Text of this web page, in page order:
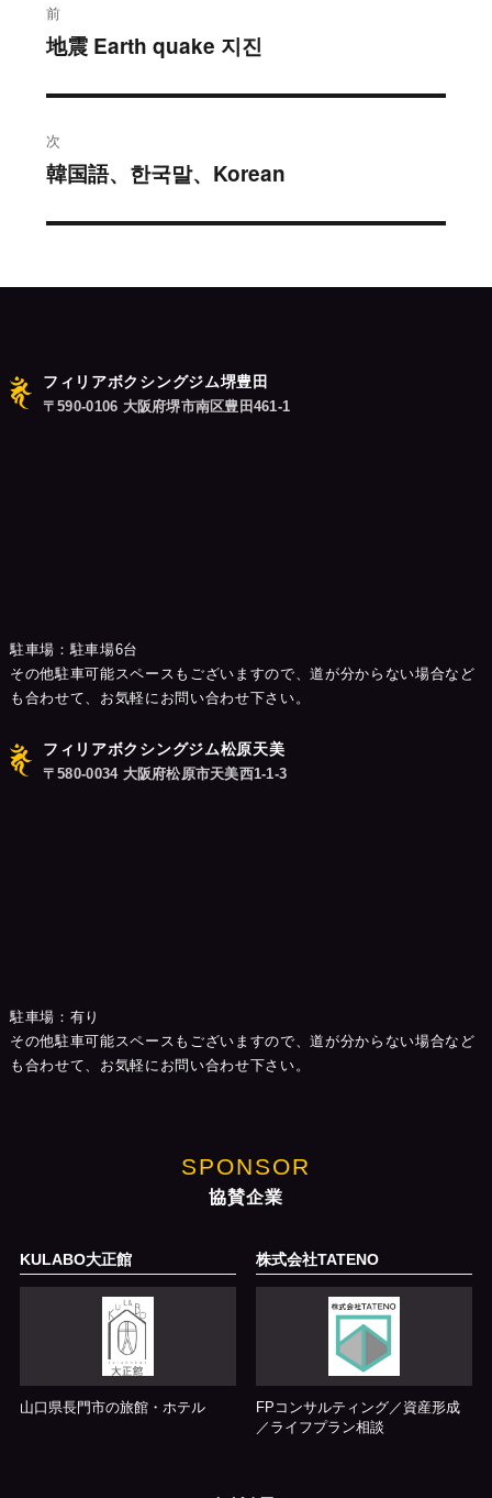
稿
ナ
ビ
ゲ
ー
前
過
の
投
稿:
地震 Earth quake 지진
次
次
投
韓国語、한국말、Korean
フィリアボクシングジム堺豊田
〒590-0106 大阪府堺市南区豊田461-1
駐車場：駐車場6台
その他駐車可能スペースもございますので、道が分からない場合など
も合わせて、お気軽にお問い合わせ下さい。
フィリアボクシングジム松原天美
〒580-0034 大阪府松原市天美西1-1-3
駐車場：有り
その他駐車可能スペースもございますので、道が分からない場合など
も合わせて、お気軽にお問い合わせ下さい。
SPONSOR
協賛企業
KULABO大正館
山口県長門市の旅館・ホテル
株式会社TATENO
FPコンサルティング／資産形成
／ライフプラン相談